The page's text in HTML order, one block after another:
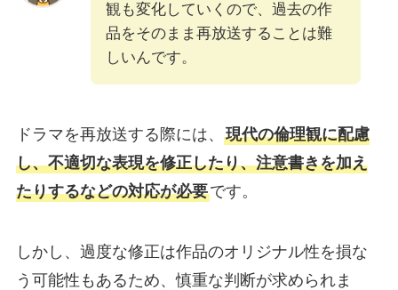
観も変化していくので、過去の作
品をそのまま再放送することは難
しいんです。
ドラマを再放送する際には、 現代の倫理観に配慮
し、不適切な表現を修正したり、注意書きを加え
たりするなどの対応が必要です。
しかし、過度な修正は作品のオリジナル性を損な
う可能性もあるため、慎重な判断が求められま